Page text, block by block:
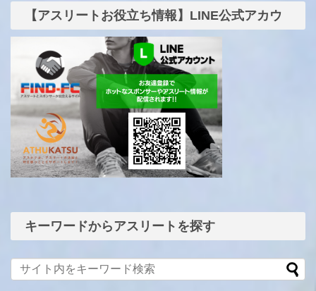
【アスリートお役立ち情報】LINE公式アカウ
キーワードからアスリートを探す